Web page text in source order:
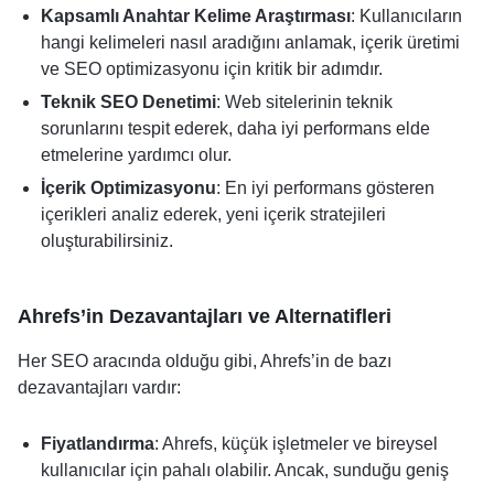
Kapsamlı Anahtar Kelime Araştırması: Kullanıcıların
hangi kelimeleri nasıl aradığını anlamak, içerik üretimi
ve SEO optimizasyonu için kritik bir adımdır.
Teknik SEO Denetimi: Web sitelerinin teknik
sorunlarını tespit ederek, daha iyi performans elde
etmelerine yardımcı olur.
İçerik Optimizasyonu: En iyi performans gösteren
içerikleri analiz ederek, yeni içerik stratejileri
oluşturabilirsiniz.
Ahrefs’in Dezavantajları ve Alternatifleri
Her SEO aracında olduğu gibi, Ahrefs’in de bazı
dezavantajları vardır:
Fiyatlandırma: Ahrefs, küçük işletmeler ve bireysel
kullanıcılar için pahalı olabilir. Ancak, sunduğu geniş